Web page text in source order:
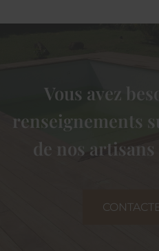
Vous avez
renseignements
de nos